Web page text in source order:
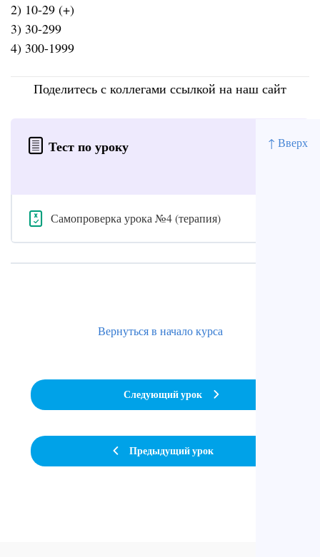
↑ Вверх
2) 10-29 (+)
3) 30-299
4) 300-1999
Поделитесь с коллегами ссылкой на наш сайт
Тест по уроку
Самопроверка урока №4 (терапия)
Предыдущий урок
Вернуться в начало курса
Следующий урок